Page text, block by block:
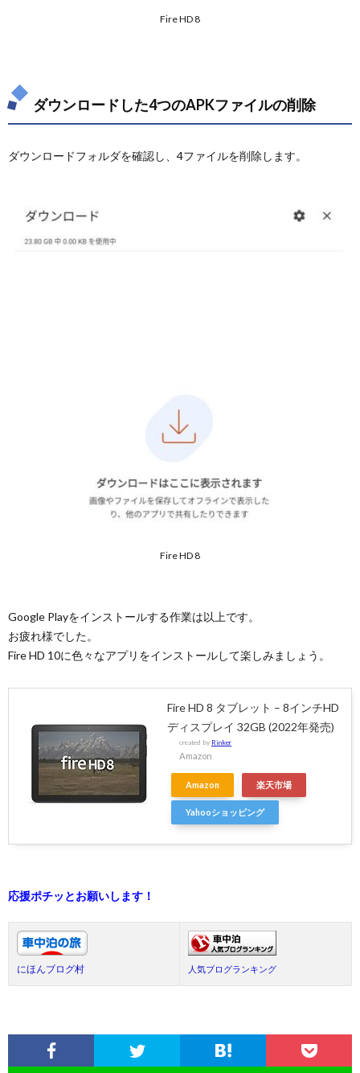
Fire HD 8
ダウンロードした4つのAPKファイルの削除
ダウンロードフォルダを確認し、4ファイルを削除します。
Fire HD 8
Google Playをインストールする作業は以上です。
お疲れ様でした。
Fire HD 10に色々なアプリをインストールして楽しみましょう。
Fire HD 8 タブレット – 8インチHD
ディスプレイ 32GB (2022年発売)
created by Rinker
Amazon
Amazon 楽天市場
Yahooショッピング
応援ポチッとお願いします！
にほんブログ村 人気ブログランキング